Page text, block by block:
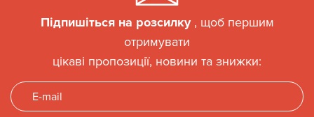
Підпишіться на розсилку , щоб першим
отримувати
цікаві пропозиції, новини та знижки: